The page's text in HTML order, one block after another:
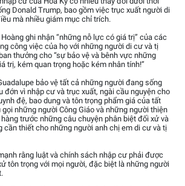
Donald Trump, bao gồm việc trục xuất người di
mà nhiều giám mục chỉ trích.
ghi nhận “những nỗ lực có giá trị” của các
công việc của họ với những người di cư và tị
thưởng cho “sự bảo vệ và bênh vực những
trị, kém quan trọng hoặc kém nhân tính!”
bảo vệ tất cả những người đang sống
đớn vì nhập cư và trục xuất, ngài cầu nguyện cho
đệ, bao dung và tôn trọng phẩm giá của tất
những người Công Giáo và những người thiện
trước những câu chuyện phân biệt đối xử và
cần thiết cho những người anh chị em di cư và tị
rằng luật và chính sách nhập cư phải được
tôn trọng với mọi người, đặc biệt là những người